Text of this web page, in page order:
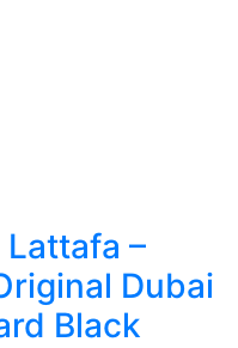
–
Dubai
Black